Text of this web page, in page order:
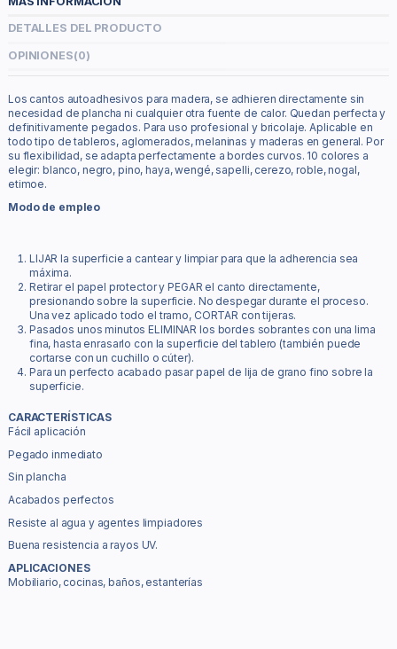
DETALLES DEL PRODUCTO
OPINIONES(0)
Los cantos autoadhesivos para madera, se adhieren directamente sin
necesidad de plancha ni cualquier otra fuente de calor. Quedan perfecta y
definitivamente pegados. Para uso profesional y bricolaje. Aplicable en
todo tipo de tableros, aglomerados, melaninas y maderas en general. Por
su flexibilidad, se adapta perfectamente a bordes curvos. 10 colores a
elegir: blanco, negro, pino, haya, wengé, sapelli, cerezo, roble, nogal,
etimoe.
Modo de empleo
LIJAR la superficie a cantear y limpiar para que la adherencia sea
máxima.
Retirar el papel protector y PEGAR el canto directamente,
presionando sobre la superficie. No despegar durante el proceso.
Una vez aplicado todo el tramo, CORTAR con tijeras.
Pasados unos minutos ELIMINAR los bordes sobrantes con una lima
fina, hasta enrasarlo con la superficie del tablero (también puede
cortarse con un cuchillo o cúter).
Para un perfecto acabado pasar papel de lija de grano fino sobre la
superficie.
CARACTERÍSTICAS
Fácil aplicación
Pegado inmediato
Sin plancha
Acabados perfectos
Resiste al agua y agentes limpiadores
Buena resistencia a rayos UV.
APLICACIONES
Mobiliario, cocinas, baños, estanterías